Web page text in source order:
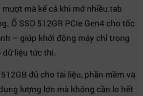
mà kể cả khi mở nhiều tab
Ổ SSD 512GB PCIe Gen4 cho tốc
– giúp khởi động máy chỉ trong
dữ liệu tức thì.
đủ cho tài liệu, phần mềm và
lượng lớn mà không cần lo hết